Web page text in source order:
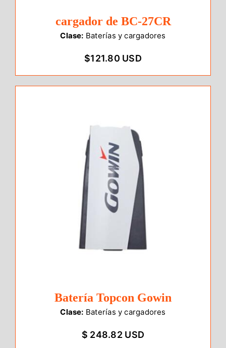
cargador de BC-27CR
Clase: Baterías y cargadores
$121.80 USD
Batería Topcon Gowin
Clase: Baterías y cargadores
$ 248.82 USD